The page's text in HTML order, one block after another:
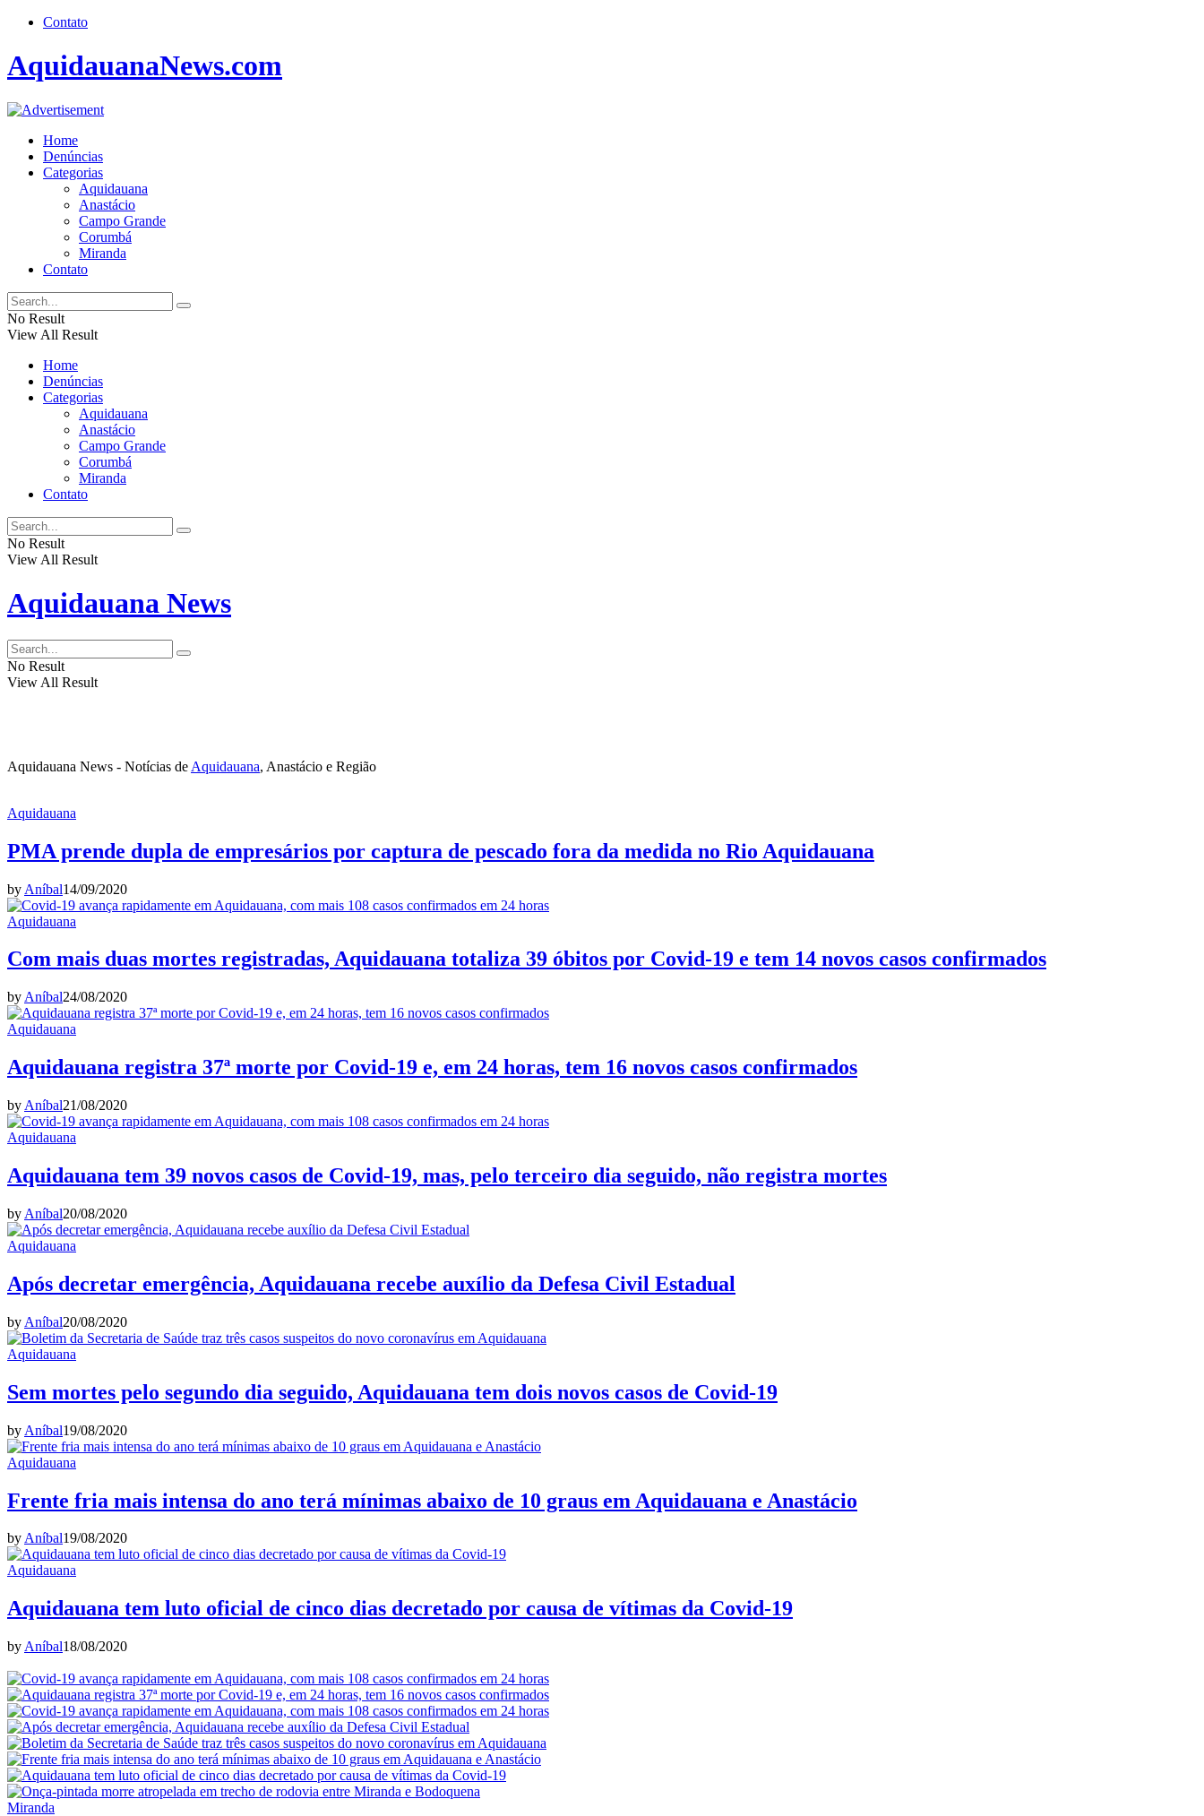
Contato
AquidauanaNews.com
Home
Denúncias
Categorias
Aquidauana
Anastácio
Campo Grande
Corumbá
Miranda
Contato
No Result
View All Result
Home
Denúncias
Categorias
Aquidauana
Anastácio
Campo Grande
Corumbá
Miranda
Contato
No Result
View All Result
Aquidauana News
No Result
View All Result
Aquidauana News - Notícias de Aquidauana, Anastácio e Região
Aquidauana
PMA prende dupla de empresários por captura de pescado fora da medida no Rio Aquidauana
by Aníbal14/09/2020
Aquidauana
Com mais duas mortes registradas, Aquidauana totaliza 39 óbitos por Covid-19 e tem 14 novos casos confirmados
by Aníbal24/08/2020
Aquidauana
Aquidauana registra 37ª morte por Covid-19 e, em 24 horas, tem 16 novos casos confirmados
by Aníbal21/08/2020
Aquidauana
Aquidauana tem 39 novos casos de Covid-19, mas, pelo terceiro dia seguido, não registra mortes
by Aníbal20/08/2020
Aquidauana
Após decretar emergência, Aquidauana recebe auxílio da Defesa Civil Estadual
by Aníbal20/08/2020
Aquidauana
Sem mortes pelo segundo dia seguido, Aquidauana tem dois novos casos de Covid-19
by Aníbal19/08/2020
Aquidauana
Frente fria mais intensa do ano terá mínimas abaixo de 10 graus em Aquidauana e Anastácio
byAníbal19/08/2020
Aquidauana
Aquidauana tem luto oficial de cinco dias decretado por causa de vítimas da Covid-19
by Aníbal18/08/2020
Miranda